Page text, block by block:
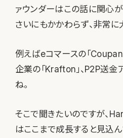
ァウンダーはこの話に関心
さいにもかかわらず、非常
例えばeコマースの「
企業の「Krafton」、P2P送金
ね。
そこで聞きたいのですが、
はここまで成長すると見込ん